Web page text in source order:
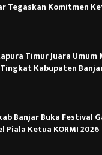
Tegaskan Komitmen
Timur Juara Umum
Kabupaten
Banjar Buka Festival
Piala Ketua KORMI 2026